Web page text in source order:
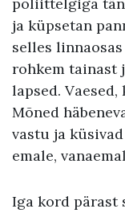
poliittelgiga
ja küpsetan
selles
rohkem tainast
lapsed.
Mõned
vastu ja
emale,
Iga kord